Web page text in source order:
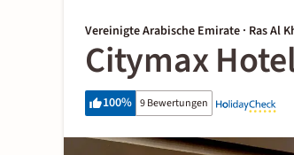
Vereinigte Arabische Emirate · Ras Al
Citymax
100% 9 Bewertungen